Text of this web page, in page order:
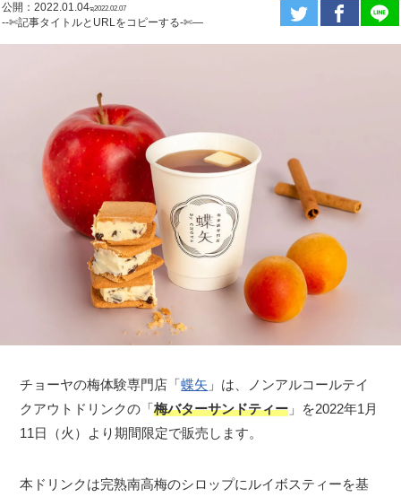
公開：2022.01.04ಇ2022.02.07
--✄記事タイトルとURLをコピーする-✄—
チョーヤの梅体験専門店「蝶矢 」は、ノンアルコールテイ
クアウトドリンクの「梅バターサンドティー 」を2022年1月
11日（火）より期間限定で販売します。
本ドリンクは完熟南高梅のシロップにルイボスティーを基